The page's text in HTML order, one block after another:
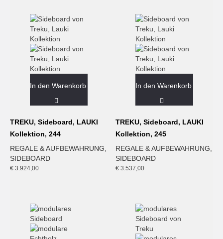
In den Warenkorb
TREKU, Sideboard, LAUKI
Kollektion, 244
REGALE & AUFBEWAHRUNG
SIDEBOARD
€ 3.924,00
In den Warenkorb
TREKU, Sideboard, LAUKI
Kollektion, 245
REGALE & AUFBEWAHRUNG
SIDEBOARD
€ 3.537,00